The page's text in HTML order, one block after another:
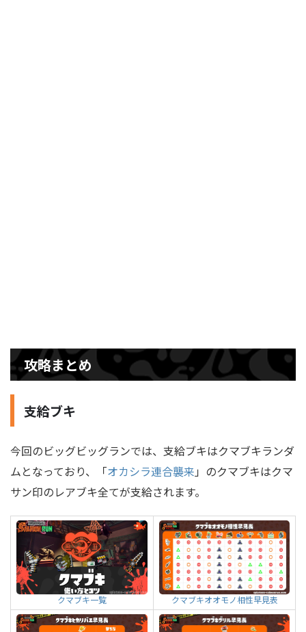
攻略まとめ
支給ブキ
今回のビッグビッグランでは、支給ブキはクマブキランダ
ムとなっており、「オカシラ連合襲来 」のクマブキはクマ
サン印のレアブキ全てが支給されます。
クマブキ一覧 クマブキオオモノ相性早見表